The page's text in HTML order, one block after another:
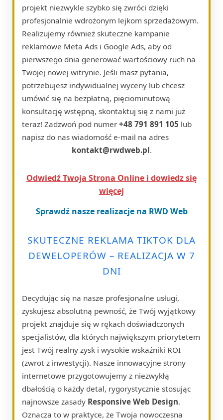
projekt niezwykle szybko się zwróci dzięki
profesjonalnie wdrożonym lejkom sprzedażowym.
Realizujemy również skuteczne kampanie
reklamowe Meta Ads i Google Ads, aby od
pierwszego dnia generować wartościowy ruch na
Twojej nowej witrynie. Jeśli masz pytania,
potrzebujesz indywidualnej wyceny lub chcesz
umówić się na bezpłatną, pięciominutową
konsultację wstępną, skontaktuj się z nami już
teraz! Zadzwoń pod numer +48 791 891 105 lub
napisz do nas wiadomość e-mail na adres
kontakt@rwdweb.pl.
Odwiedź Twoja Strona Online i dowiedz się
więcej
Sprawdź nasze realizacje na RWD Web
SKUTECZNE REKLAMA TIKTOK DLA
DEWELOPERÓW – REALIZACJA W 7
DNI
Decydując się na nasze profesjonalne usługi,
zyskujesz absolutną pewność, że Twój wyjątkowy
projekt znajduje się w rękach doświadczonych
specjalistów, dla których największym priorytetem
jest Twój realny zysk i wysokie wskaźniki ROI
(zwrot z inwestycji). Nasze innowacyjne strony
internetowe przygotowujemy z niezwykłą
dbałością o każdy detal, rygorystycznie stosując
najnowsze zasady Responsive Web Design.
Oznacza to w praktyce, że Twoja nowoczesna